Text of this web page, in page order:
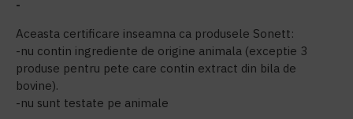
-
Aceasta certificare inseamna ca produsele Sonett:
-nu contin ingrediente de origine animala (exceptie 3
produse pentru pete care contin extract din bila de
bovine).
-nu sunt testate pe animale